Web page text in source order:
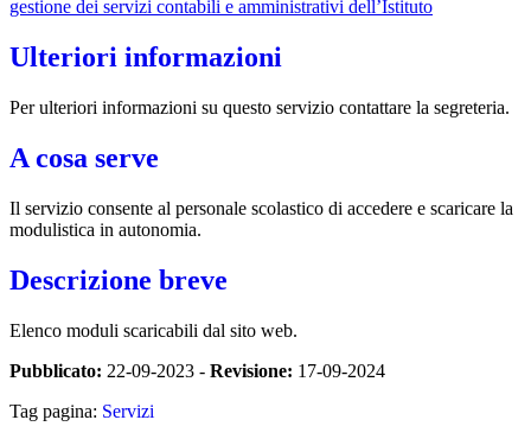
gestione dei servizi contabili e amministrativi dell’Istituto
Ulteriori informazioni
Per ulteriori informazioni su questo servizio contattare la segreteria.
A cosa serve
Il servizio consente al personale scolastico di accedere e scaricare la
modulistica in autonomia.
Descrizione breve
Elenco moduli scaricabili dal sito web.
Pubblicato: 22-09-2023 - Revisione: 17-09-2024
Tag pagina: Servizi